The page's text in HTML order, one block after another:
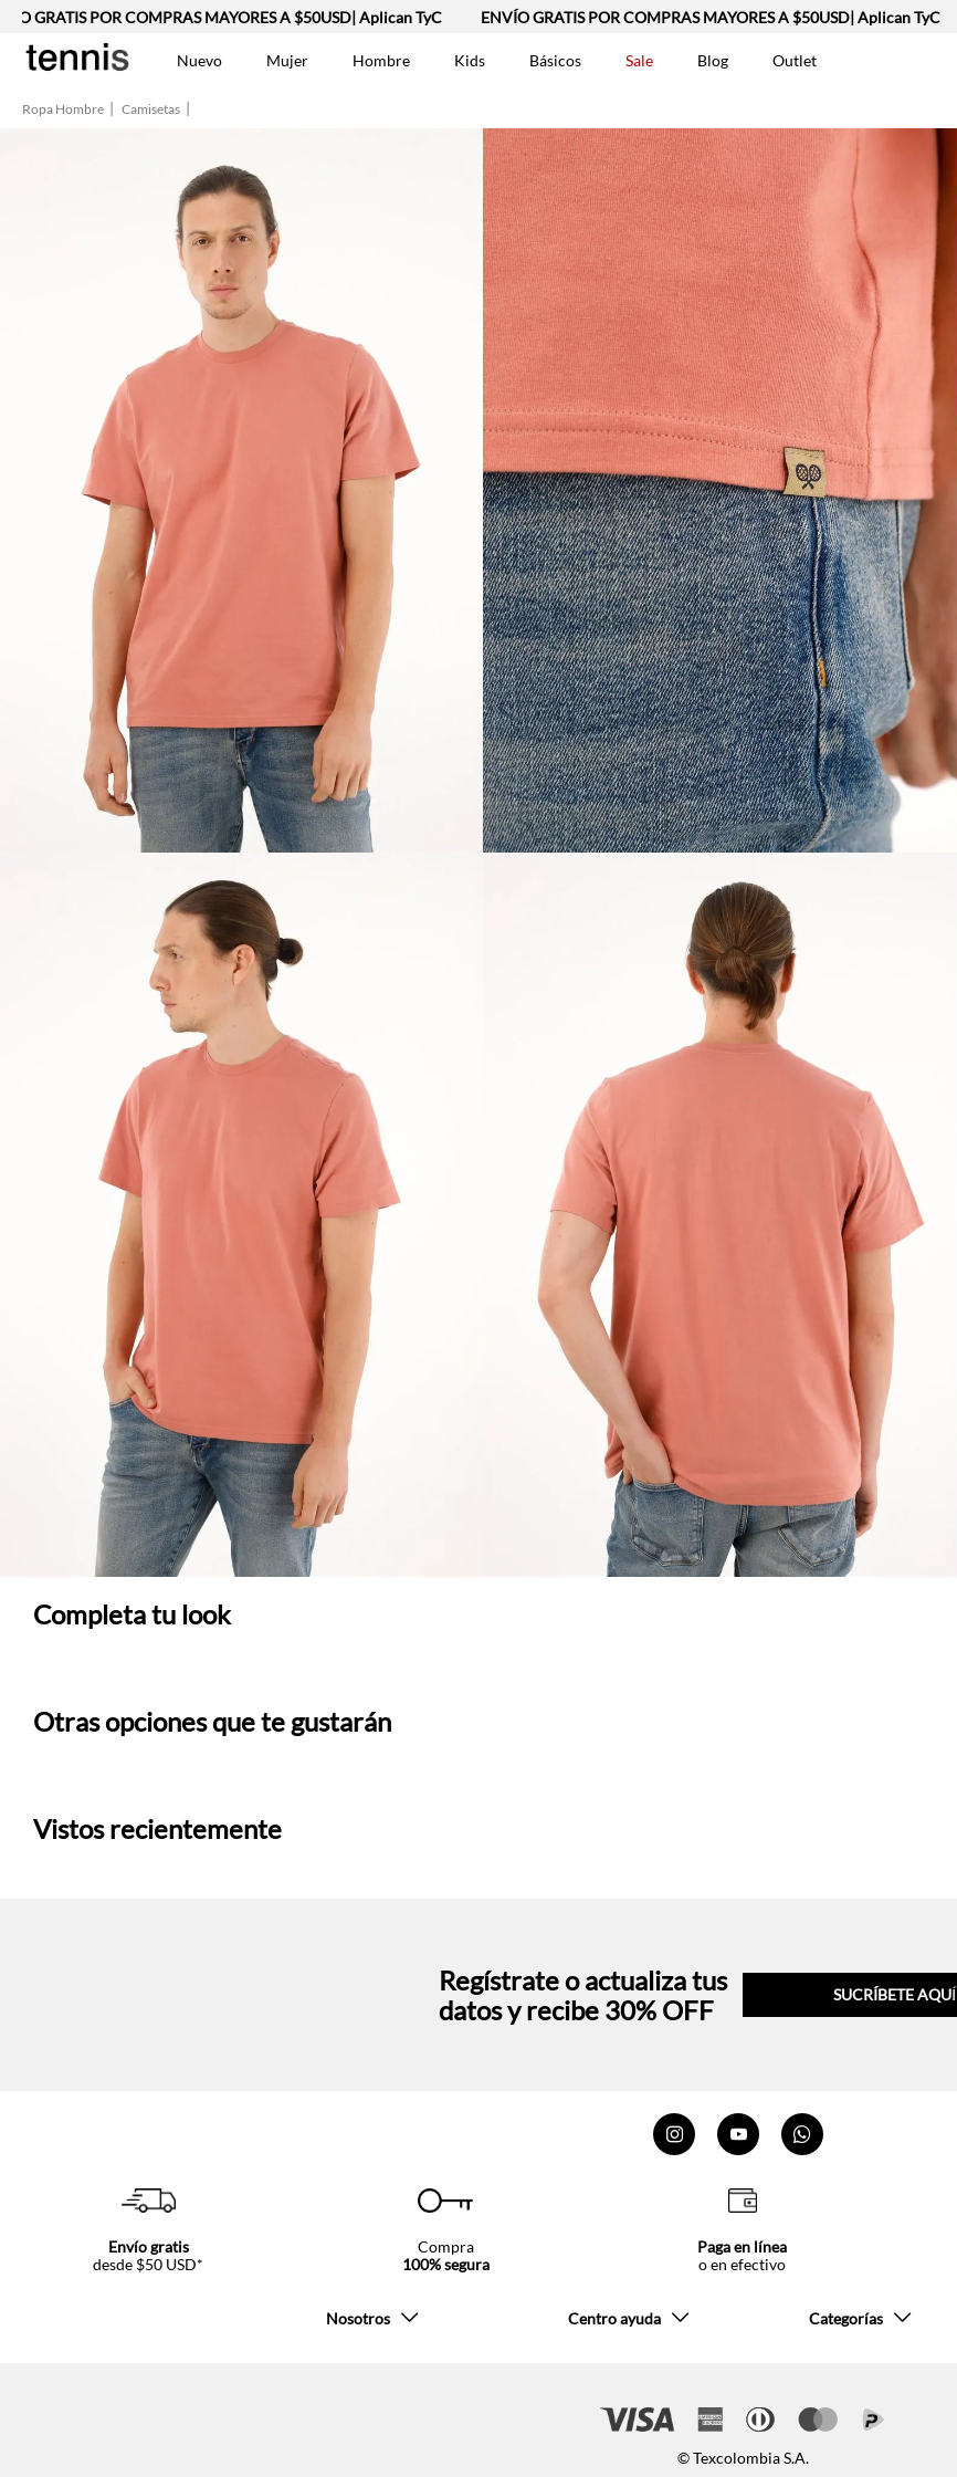
POR COMPRAS MAYORES A $50USD| Aplican TyC ENVÍO GRATIS POR COMPRAS MAYORES A $50USD| Aplican TyC
Nuevo Mujer Hombre Kids Básicos Sale Blog Outlet
Ropa Hombre Camisetas
Completa tu look
Otras opciones que te gustarán
Vistos recientemente
Regístrate o actualiza tus
datos y recibe 30% OFF
SUCRÍBETE AQUÍ
Envío gratis
desde $50 USD*
Compra
100% segura
Paga en línea
o en efectivo
Nosotros Centro ayuda Categorías
© Texcolombia S.A.
7. Vestido
Tshirt-Negro-Tsh-Ent-0007699
Camisetas Mujer
Falda